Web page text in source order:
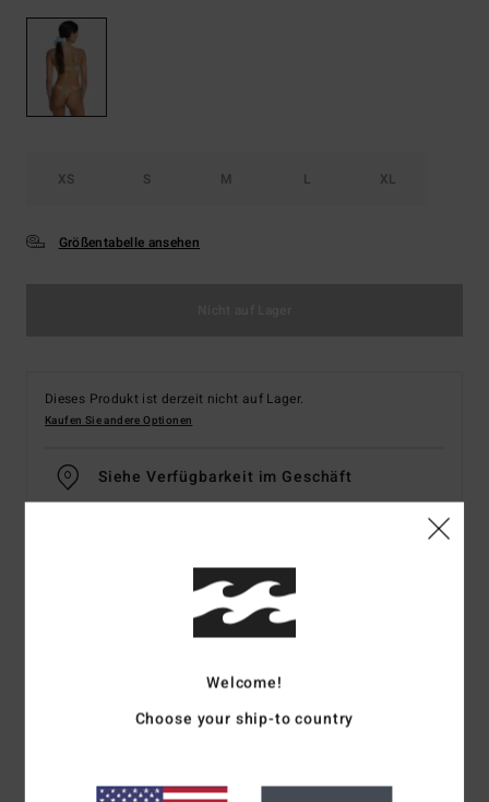
XS S M L XL
Größentabelle ansehen
Dieses Produkt ist derzeit nicht auf Lager.
Kaufen Sie andere Optionen
Siehe Verfügbarkeit im Geschäft
Details & Funktionen
Farbcodeorm
Recyceltes Material:Recycelter, gepeachter Stretchstoff
Welcome!
Choose your ship-to country